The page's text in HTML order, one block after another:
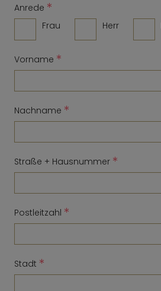
Anrede *
Frau Herr
Vorname *
Nachname *
Straße + Hausnummer *
Postleitzahl *
Stadt *